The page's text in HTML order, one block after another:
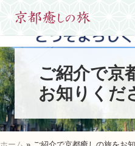
main
content
primary
sidebar
footer
世
界
に
た
っ
た
ひ
と
つ、
京
ご紹介で京
お知りくだ